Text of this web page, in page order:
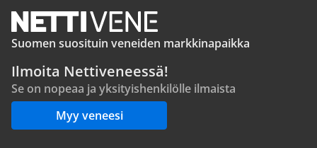
Suomen suosituin veneiden markkinapaikka
Ilmoita Nettiveneessä!
Se on nopeaa ja yksityishenkilölle ilmaista
Myy veneesi